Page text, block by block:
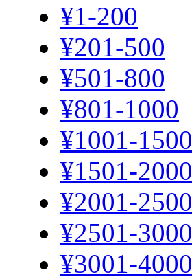
¥1-200
¥201-500
¥501-800
¥801-1000
¥1001-1500
¥1501-2000
¥2001-2500
¥2501-3000
¥3001-4000